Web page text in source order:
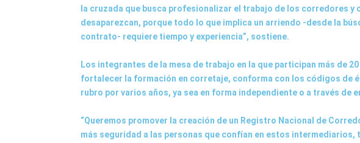
la cruzada que busca profesionalizar el trabajo de los corredores y
desaparezcan, porque todo lo que implica un arriendo -desde la
contrato- requiere tiempo y experiencia”, sostiene.
Los integrantes de la mesa de trabajo en la que participan más de
fortalecer la formación en corretaje, conforma con los códigos de
rubro por varios años, ya sea en forma independiente o a través de
“Queremos promover la creación de un Registro Nacional de
más seguridad a las personas que confían en estos